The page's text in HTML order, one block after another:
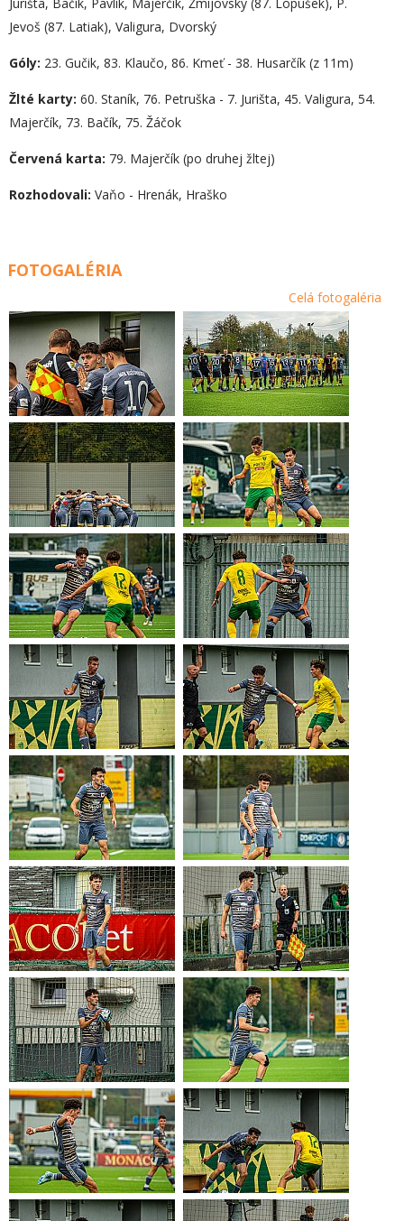
Jevoš (87. Latiak), Valigura, Dvorský
Góly: 23. Gučik, 83. Klaučo, 86. Kmeť - 38. Husarčík (z 11m)
Žlté karty: 60. Staník, 76. Petruška - 7. Jurišta, 45. Valigura, 54.
Majerčík, 73. Bačík, 75. Žáčok
Červená karta: 79. Majerčík (po druhej žltej)
Rozhodovali: Vaňo - Hrenák, Hraško
FOTOGALÉRIA
Celá fotogaléria